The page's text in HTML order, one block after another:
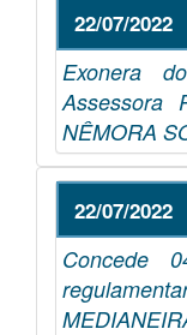
22/07/2022
Exonera
Assessora
NÊMORA
22/07/2022
Concede